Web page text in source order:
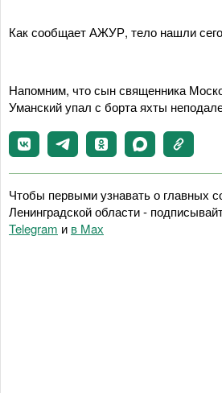
Как сообщает АЖУР, тело нашли
Напомним, что сын священника
Уманский упал с борта яхты
Чтобы первыми узнавать о главных
Ленинградской области -
Telegram и в Maх